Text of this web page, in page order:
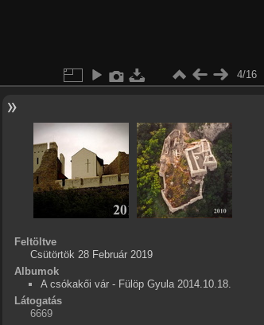
4/16
Feltöltve
Csütörtök 28 Február 2019
Albumok
A csókakői vár - Fülöp Gyula 2014.10.18.
Látogatás
6669